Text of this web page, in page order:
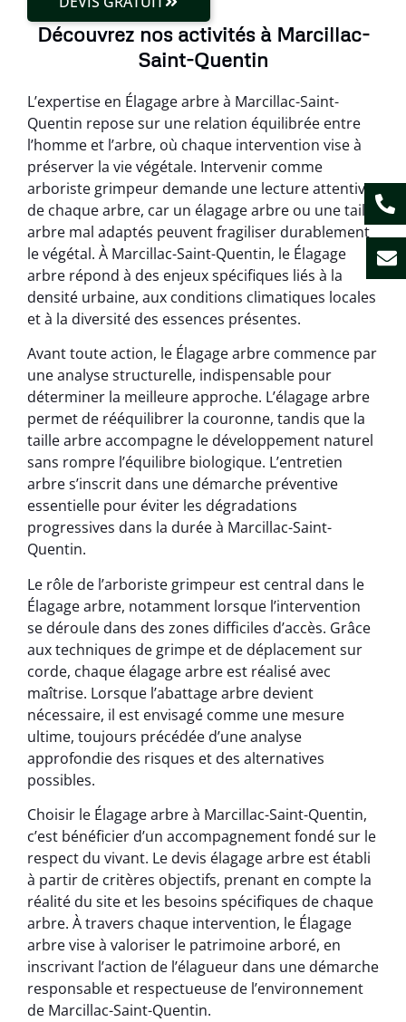
Découvrez nos activités à Marcillac-
Saint-Quentin
L’expertise en Élagage arbre à Marcillac-Saint-
Quentin repose sur une relation équilibrée entre
l’homme et l’arbre, où chaque intervention vise à
préserver la vie végétale. Intervenir comme
arboriste grimpeur demande une lecture attentive
de chaque arbre, car un élagage arbre ou une taille
arbre mal adaptés peuvent fragiliser durablement
le végétal. À Marcillac-Saint-Quentin, le Élagage
arbre répond à des enjeux spécifiques liés à la
densité urbaine, aux conditions climatiques locales
et à la diversité des essences présentes.
Avant toute action, le Élagage arbre commence par
une analyse structurelle, indispensable pour
déterminer la meilleure approche. L’élagage arbre
permet de rééquilibrer la couronne, tandis que la
taille arbre accompagne le développement naturel
sans rompre l’équilibre biologique. L’entretien
arbre s’inscrit dans une démarche préventive
essentielle pour éviter les dégradations
progressives dans la durée à Marcillac-Saint-
Quentin.
Le rôle de l’arboriste grimpeur est central dans le
Élagage arbre, notamment lorsque l’intervention
se déroule dans des zones difficiles d’accès. Grâce
aux techniques de grimpe et de déplacement sur
corde, chaque élagage arbre est réalisé avec
maîtrise. Lorsque l’abattage arbre devient
nécessaire, il est envisagé comme une mesure
ultime, toujours précédée d’une analyse
approfondie des risques et des alternatives
possibles.
Choisir le Élagage arbre à Marcillac-Saint-Quentin,
c’est bénéficier d’un accompagnement fondé sur le
respect du vivant. Le devis élagage arbre est établi
à partir de critères objectifs, prenant en compte la
réalité du site et les besoins spécifiques de chaque
arbre. À travers chaque intervention, le Élagage
arbre vise à valoriser le patrimoine arboré, en
inscrivant l’action de l’élagueur dans une démarche
responsable et respectueuse de l’environnement
de Marcillac-Saint-Quentin.